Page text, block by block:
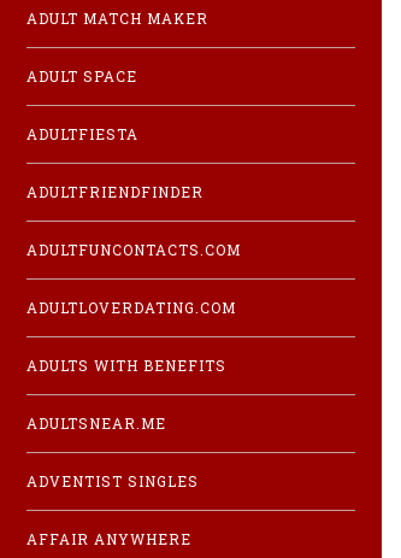
ADULT MATCH MAKER
ADULT SPACE
ADULTFIESTA
ADULTFRIENDFINDER
ADULTFUNCONTACTS.COM
ADULTLOVERDATING.COM
ADULTS WITH BENEFITS
ADULTSNEAR.ME
ADVENTIST SINGLES
AFFAIR ANYWHERE